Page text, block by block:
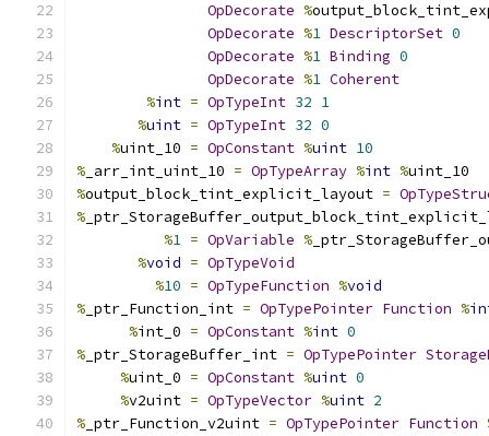
OpDecorate %
OpDecorate %1 DescriptorSet 0
OpDecorate %1 Binding 0
OpDecorate %1 Coherent
%int = OpTypeInt 32 1
%uint = OpTypeInt 32 0
%uint_10 = OpConstant %uint 10
% _arr_int_uint_10 = OpTypeArray %int %uint_10
%output_block_tint_explicit_layout =
%
%1 = OpVariable %
%void = OpTypeVoid
%10 = OpTypeFunction %void
% _ptr_Function_int = OpTypePointer Function %
%int_0 = OpConstant %int 0
% _ptr_StorageBuffer_int = OpTypePointer
%uint_0 = OpConstant %uint 0
%v2uint = OpTypeVector %uint 2
% _ptr_Function_v2uint = OpTypePointer Function